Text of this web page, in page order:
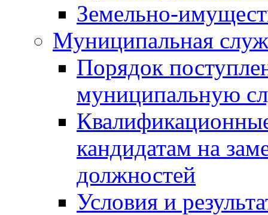
Земельно-
Муниципальная
Порядок
муниципальную
кандидатам на
должностей
Условия и